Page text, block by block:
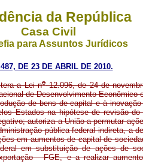
da República
Casa Civil
para Assuntos Jurídicos
DE 23 DE ABRIL DE 2010.
a Lei no12.096, de 24 de
de Desenvolvimento Econômico
de bens de capital e à
Estados na hipótese de revisão
autoriza a União a permutar
pública federal indireta, a
em aumentos de capital de
em substituição de ações de
- FGE, e a realizar